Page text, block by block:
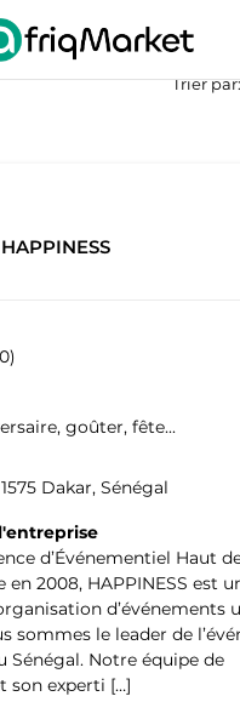
Trier
HAPPINESS
0
goûter, fête...
Dakar, Sénégal
d’Événementiel Haut
en 2008, HAPPINESS est
d’événements
sommes le leader de
Sénégal. Notre équipe de
son experti […]